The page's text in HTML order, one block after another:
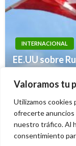
Valoramos tu
Utilizamos cookies
ofrecerte anuncios
nuestro tráfico. Al
consentimiento
INTERNACIONAL
EE.UU sobre
adversarios
Ariel Cabrera
España ofrece
Naciones
Giovanni Alarcón